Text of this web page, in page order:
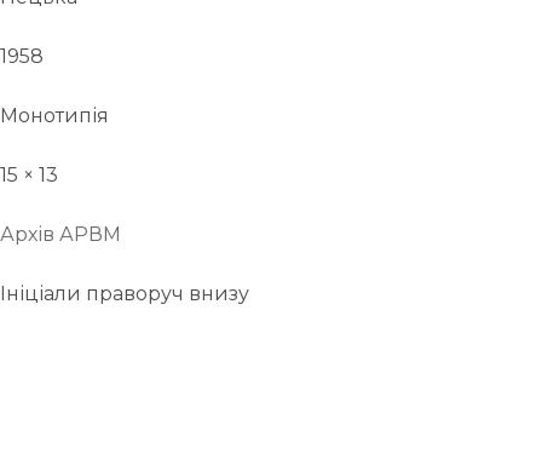
1958
Монотипія
15 × 13
Архів АРВМ
Ініціали праворуч внизу